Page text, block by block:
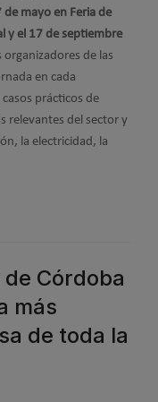
de mayo en Feria de
y el 17 de septiembre
de las
en cada
prácticos de
relevantes del sector y
la electricidad, la
Córdoba
más
de toda la